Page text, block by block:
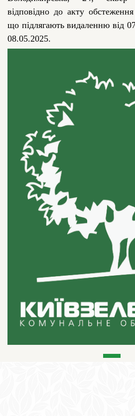
відповідно до акту
що підлягають видаленню від
08.05.2025.